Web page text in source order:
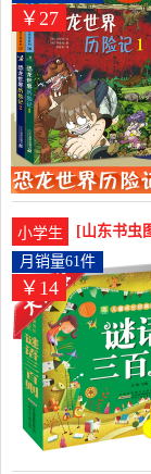
￥27
小学生
[山东书虫
三百则 谜
￥14
月销量61件